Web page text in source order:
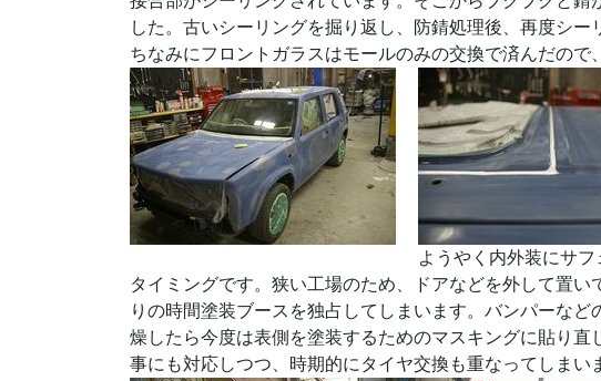
した。古いシーリングを掘り返し、防錆処理後、再度シー
ちなみにフロントガラスはモールのみの交換で済んだので
ようやく内外装にサ
タイミングです。狭い工場のため、ドアなどを外して置
りの時間塗装ブースを独占してしまいます。バンパーな
燥したら今度は表側を塗装するためのマスキングに貼り
事にも対応しつつ、時期的にタイヤ交換も重なってしまい